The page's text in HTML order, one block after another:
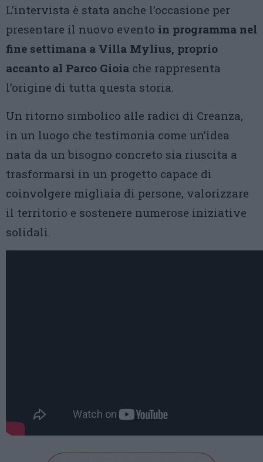
L’intervista è stata anche l’occasione per
presentare il nuovo evento in programma nel
fine settimana a Villa Mylius, proprio
accanto al Parco Gioia che rappresenta
l’origine di tutta questa storia.
Un ritorno simbolico alle radici di Creanza,
in un luogo che testimonia come un’idea
nata da un bisogno concreto sia riuscita a
trasformarsi in un progetto capace di
coinvolgere migliaia di persone, valorizzare
il territorio e sostenere numerose iniziative
solidali.